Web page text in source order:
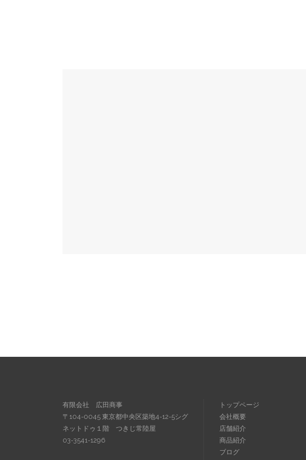
有限会社 広田商事
〒104-0045 東京都中央区築地4-12-5シグ
ネットドゥ１階 つきじ常陸屋
03-3541-1296
トップページ
会社概要
店舗紹介
商品紹介
ブログ